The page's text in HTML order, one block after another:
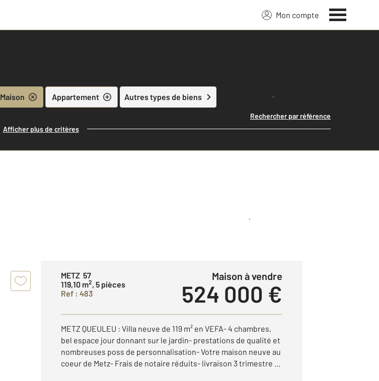
Mon compte
Maison Appartement Autres types de biens Lancer ma recherche
Rechercher par référence
Afficher plus de critères
Créer une alerte
METZ 57
119,10 m2, 5 pièces
Ref : 483
Maison à vendre
524 000 €
METZ QUEULEU : Villa neuve de 119 m² en VEFA- 4 chambres,
bel espace jour donnant sur le jardin- prestations de qualité et
nombreuses poss de personnalisation- Votre maison neuve au
coeur de Metz- Frais de notaire réduits- livraison 3 trimestre ...